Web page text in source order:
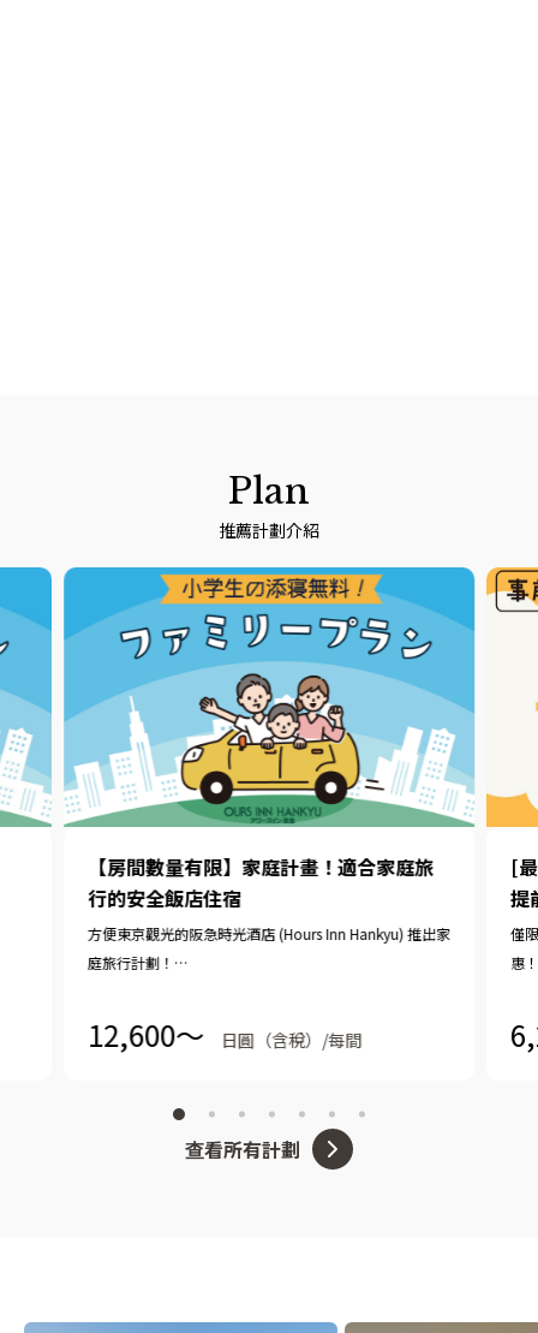
Plan
推薦計劃介紹
【房間數量有限】家庭計畫！適合家庭旅
行的安全飯店住宿
方便東京觀光的阪急時光酒店 (Hours Inn Hankyu) 推出家
庭旅行計劃！
只有學齡前兒童免費）
我們也提供 11:00 之前的免費加時優惠。
12,600〜 日圓（含稅）/每間
[
提
僅
惠
查看所有計劃